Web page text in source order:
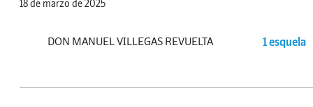
18 de marzo de 2025
DON MANUEL VILLEGAS REVUELTA 1 esquela